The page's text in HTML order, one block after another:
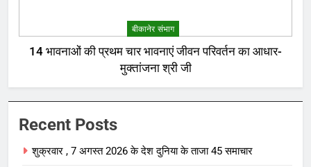
बीकानेर संभाग
14 भावनाओं की प्रथम चार भावनाएं जीवन परिवर्तन का आधार-
मुक्तांजना श्री जी
Recent Posts
शुक्रवार , 7 अगस्त 2026 के देश दुनिया के ताजा 45 समाचार